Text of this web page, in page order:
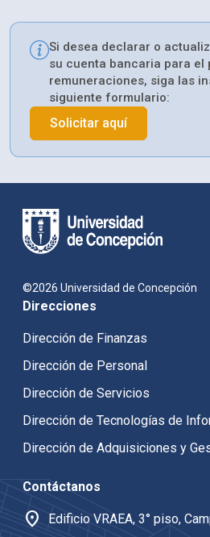
Si desea declarar o
su cuenta bancaria para el
remuneraciones, siga las
siguiente formulario:
Solicitar aquí
Direcciones
Dirección de Finanzas
Dirección de Personal
Dirección de Servicios
Dirección de Tecnologías de
Dirección de Adquisiciones y
Contáctanos
location_on Edificio VRAEA, 3° piso,
©2026 Universidad de Concepción